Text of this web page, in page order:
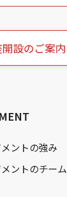
開設のご案内
ントの強み
ントのチーム